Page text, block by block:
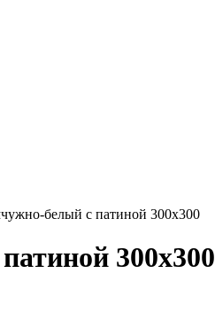
300х300